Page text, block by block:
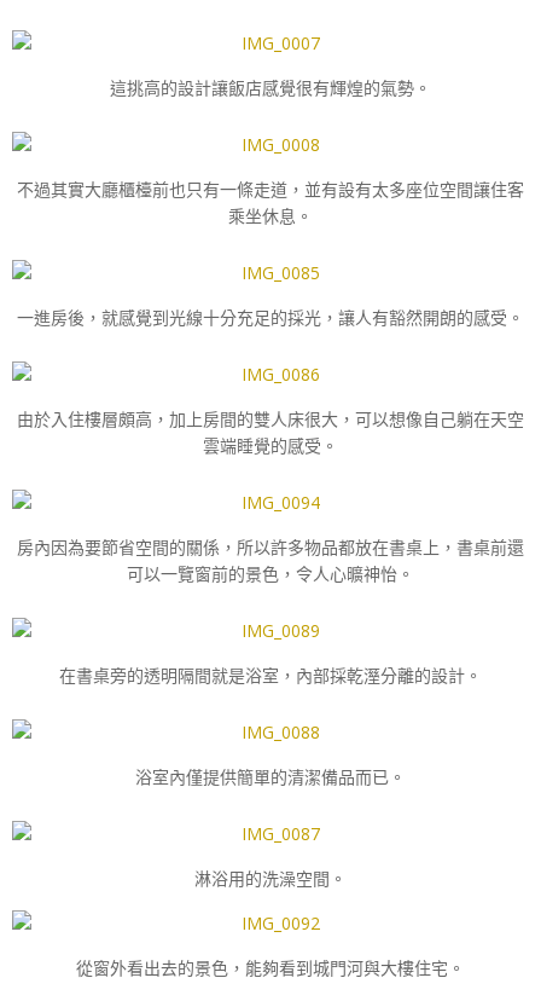
這挑高的設計讓飯店感覺很有輝煌的氣勢。
不過其實大廳櫃檯前也只有一條走道，並有設有太多座位空間讓住客
乘坐休息。
一進房後，就感覺到光線十分充足的採光，讓人有豁然開朗的感受。
由於入住樓層頗高，加上房間的雙人床很大，可以想像自己躺在天空
雲端睡覺的感受。
房內因為要節省空間的關係，所以許多物品都放在書桌上，書桌前還
可以一覽窗前的景色，令人心曠神怡。
在書桌旁的透明隔間就是浴室，內部採乾溼分離的設計。
浴室內僅提供簡單的清潔備品而已。
淋浴用的洗澡空間。
從窗外看出去的景色，能夠看到城門河與大樓住宅。